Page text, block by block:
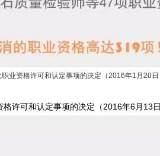
业资格许可和认定事项的决定（2016年1月20日
可和认定事项的决定（2016年6月13日